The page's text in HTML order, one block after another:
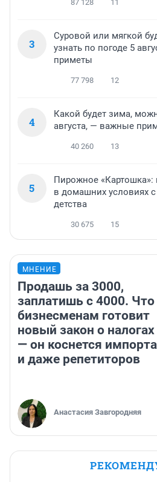
87 128 11
3
Суровой или мягкой
узнать по погоде 5
приметы
77 798 12
4
Какой будет зима,
августа, — важные
40 260 13
5
Пирожное «Картошка»:
в домашних условиях
детства
30 675 15
МНЕНИЕ
Продашь за 3000,
заплатишь с 4000. Что
бизнесменам готовит
новый закон о налогах
— он коснется импорта
и даже репетиторов
Анастасия Завгородняя